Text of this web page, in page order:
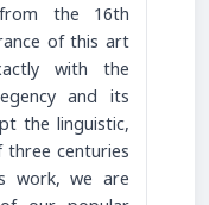
the 16th
of this art
with the
and its
the linguistic,
centuries
work, we are